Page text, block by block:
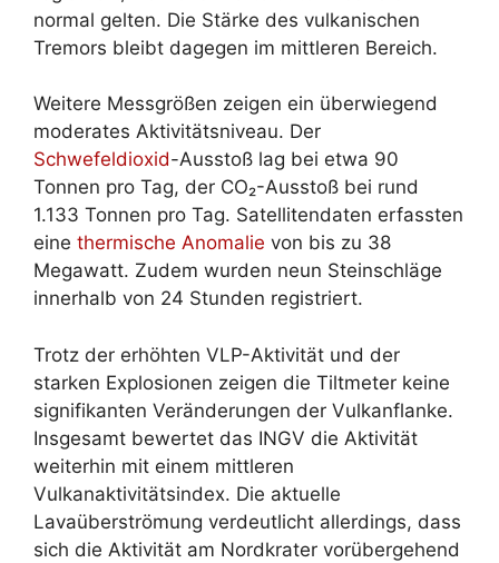
normal gelten. Die Stärke des vulkanischen
Tremors bleibt dagegen im mittleren Bereich.
Weitere Messgrößen zeigen ein überwiegend
moderates Aktivitätsniveau. Der
Schwefeldioxid-Ausstoß lag bei etwa 90
Tonnen pro Tag, der CO₂-Ausstoß bei rund
1.133 Tonnen pro Tag. Satellitendaten erfassten
eine thermische Anomalie von bis zu 38
Megawatt. Zudem wurden neun Steinschläge
innerhalb von 24 Stunden registriert.
Trotz der erhöhten VLP-Aktivität und der
starken Explosionen zeigen die Tiltmeter keine
signifikanten Veränderungen der Vulkanflanke.
Insgesamt bewertet das INGV die Aktivität
weiterhin mit einem mittleren
Vulkanaktivitätsindex. Die aktuelle
Lavaüberströmung verdeutlicht allerdings, dass
sich die Aktivität am Nordkrater vorübergehend